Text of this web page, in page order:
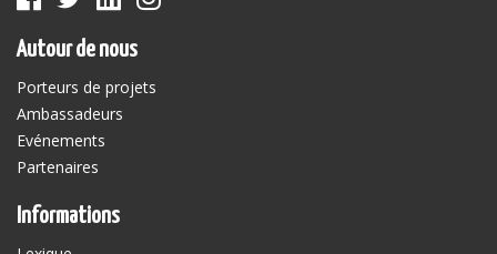
Autour de nous
Porteurs de projets
Ambassadeurs
Evénements
Partenaires
Informations